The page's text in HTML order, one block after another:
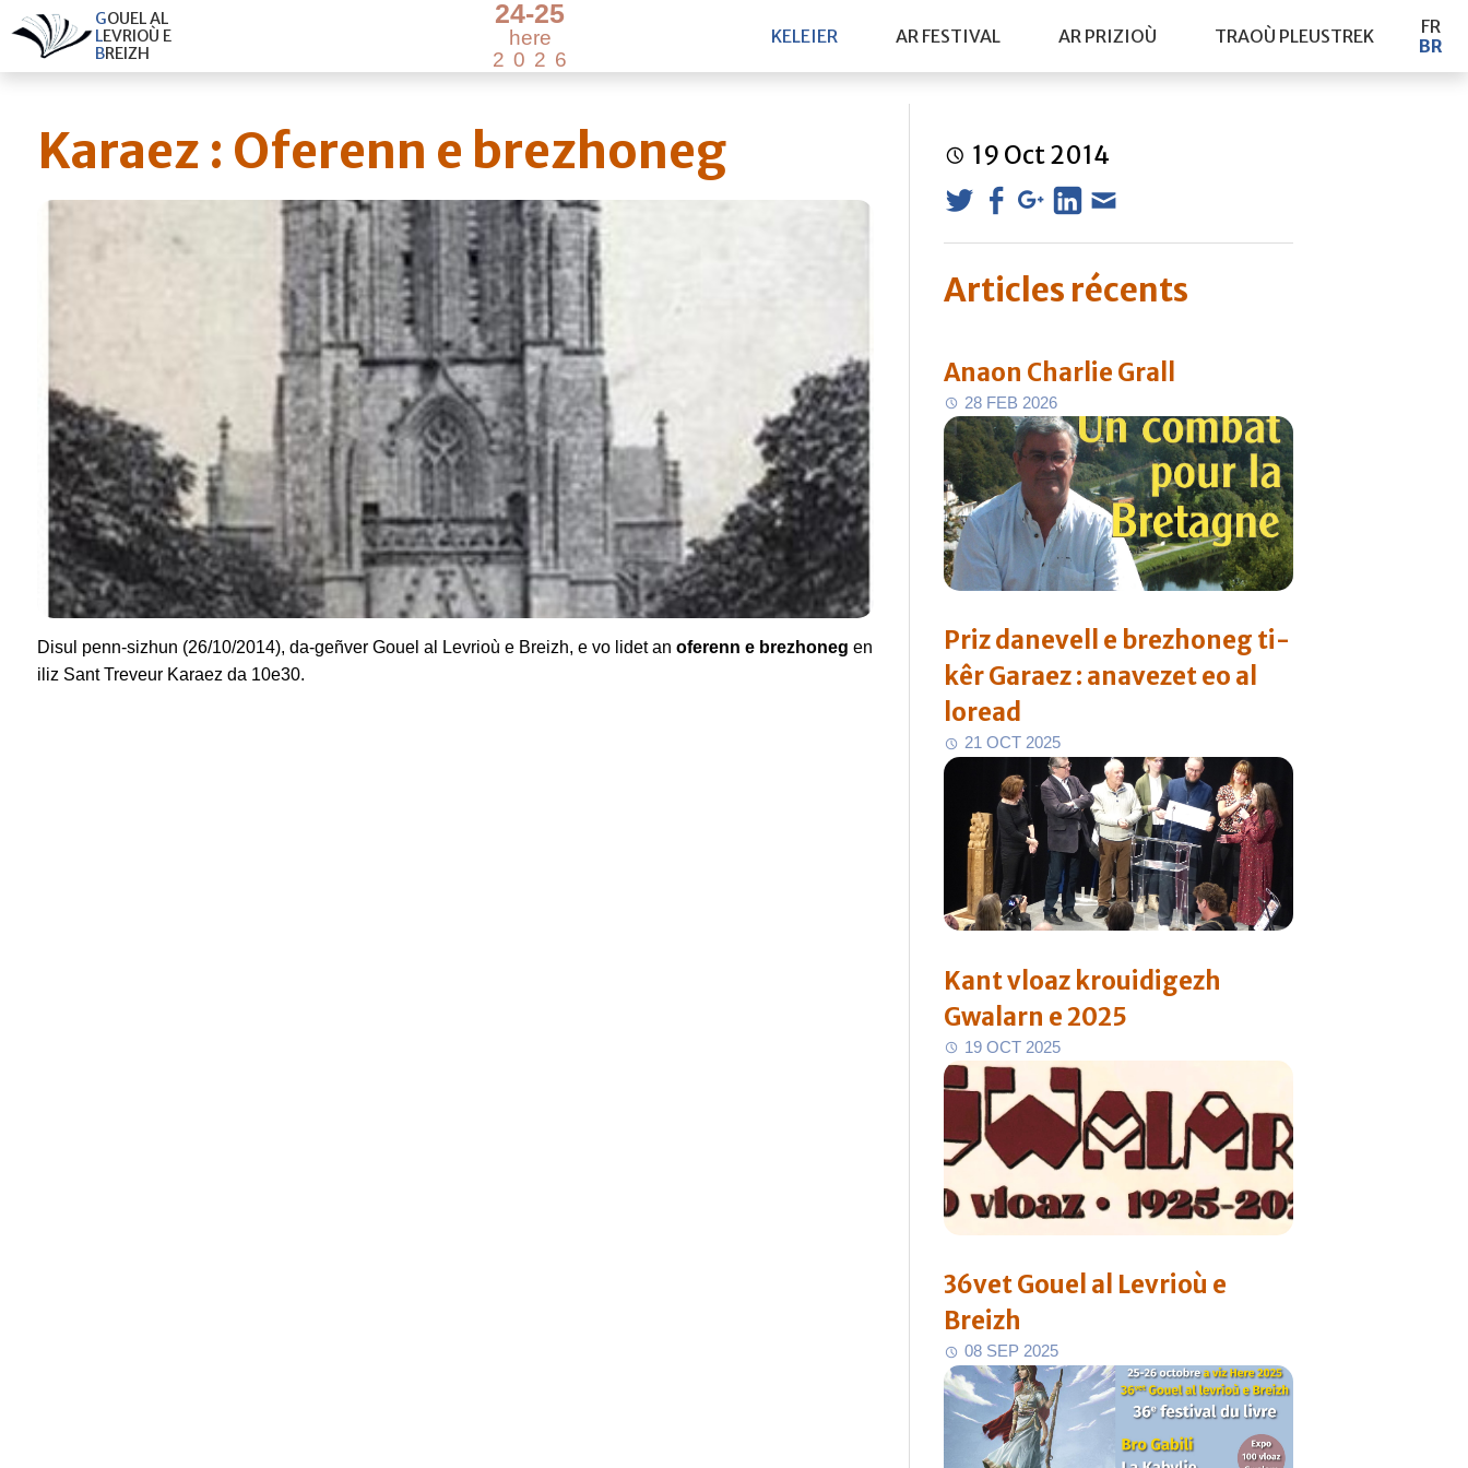
GOUELAL
LEVRIOÙ E
BREIZH
24-25
here
20 2 6
KELEIER AR FESTIVAL AR PRIZIOÙ TRAOÙ PLEUSTREK
FR
BR
Karaez : Oferenn e brezhoneg
Disul penn-sizhun (26/10/2014), da-geñver Gouel al Levrioù e Breizh, e vo lidet an oferenn e brezhoneg en
iliz Sant Treveur Karaez da 10e30.
19 Oct2014
Articles récents
Anaon Charlie Grall
28 FEB 2026
Priz danevell e brezhoneg ti-
kêr Garaez : anavezet eo al
loread
21 OCT 2025
Kant vloaz krouidigezh
Gwalarn e 2025
19 OCT 2025
36vet Gouel al Levrioù e
Breizh
08 SEP 2025